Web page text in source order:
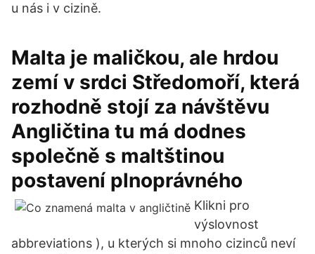
u nás i v cizině.
Malta je maličkou, ale hrdou
zemí v srdci Středomoří, která
rozhodně stojí za návštěvu
Angličtina tu má dodnes
společně s maltštinou
postavení plnoprávného
Klikni pro
výslovnost
abbreviations ), u kterých si mnoho cizinců neví